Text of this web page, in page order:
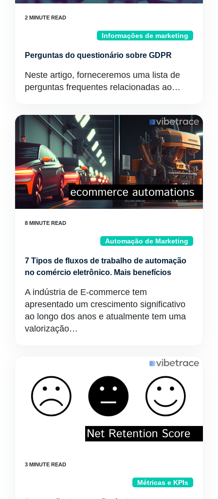
Informações de marketing
Perguntas do questionário sobre GDPR
Neste artigo, forneceremos uma lista de
perguntas frequentes relacionadas ao…
Automação de Marketing
7 Tipos de fluxos de trabalho de automação
no comércio eletrônico. Mais benefícios
A indústria de E-commerce tem
apresentado um crescimento significativo
ao longo dos anos e atualmente tem uma
valorização…
Métricas e KPIs